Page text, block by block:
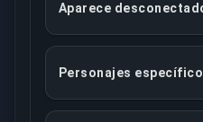
Esta opción hará
Aparece
Puedes determinar
Personajes